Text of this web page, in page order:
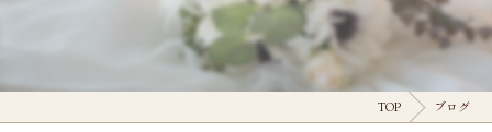
TOP ブログ